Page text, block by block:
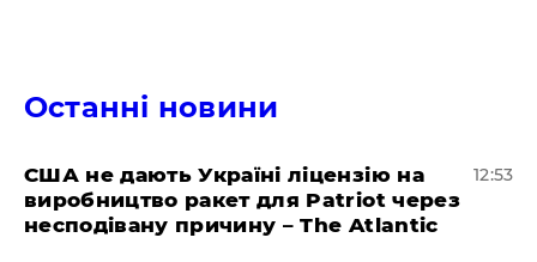
Останні новини
США не дають Україні ліцензію на
виробництво ракет для Patriot через
несподівану причину – The Atlantic
12:53